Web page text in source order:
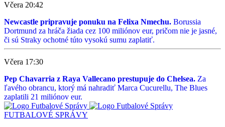
Včera 20:42
Newcastle pripravuje ponuku na Felixa Nmechu. Borussia
Dortmund za hráča žiada cez 100 miliónov eur, pričom nie je jasné,
či sú Straky ochotné túto vysokú sumu zaplatiť.
Včera 17:30
Pep Chavarria z Raya Vallecano prestupuje do Chelsea. Za
ľavého obrancu, ktorý má nahradiť Marca Cucurellu, The Blues
zaplatili 21 miliónov eur.
FUTBALOVÉ SPRÁVY